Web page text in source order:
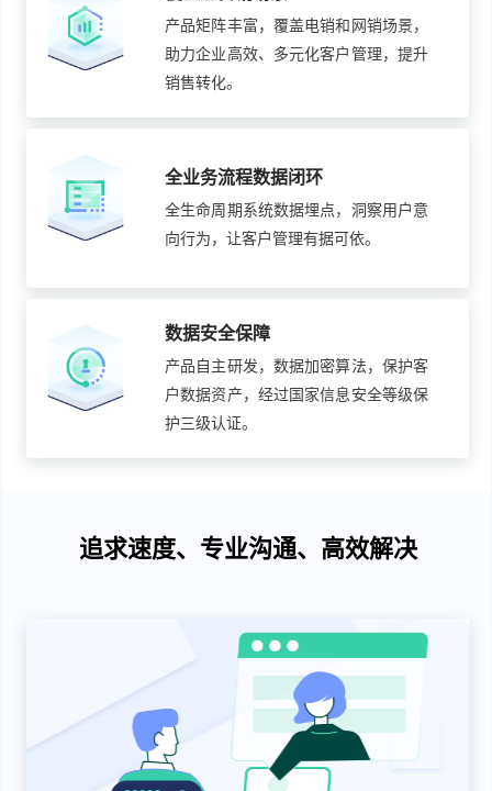
产品矩阵丰富，覆盖电销和网销场景，
助力企业高效、多元化客户管理，提升
销售转化。
全业务流程数据闭环
全生命周期系统数据埋点，洞察用户意
向行为，让客户管理有据可依。
数据安全保障
产品自主研发，数据加密算法，保护客
户数据资产，经过国家信息安全等级保
护三级认证。
追求速度、专业沟通、高效解决